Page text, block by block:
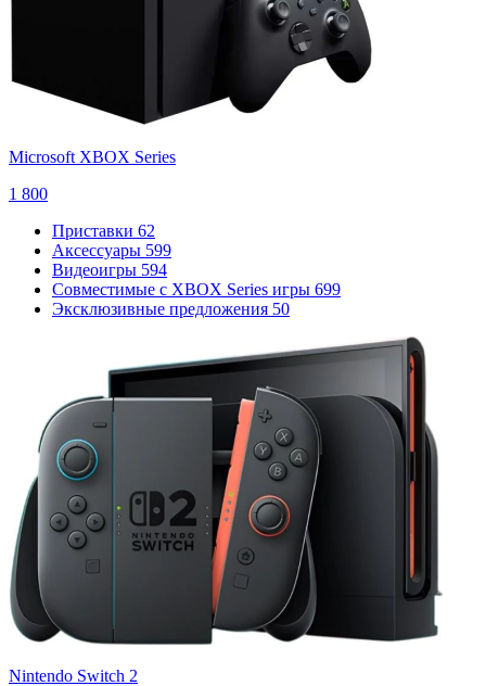
Microsoft XBOX Series
1 800
Приставки 62
Аксессуары 599
Видеоигры 594
Совместимые с XBOX Series игры 699
Эксклюзивные предложения 50
Nintendo Switch 2